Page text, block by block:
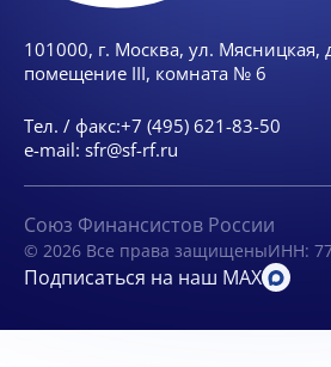
101000, г. Москва, ул. Мясницкая,
помещение III, комната № 6
Тел. / факс:+7 (495) 621-83-50
e-mail: sfr@sf-rf.ru
Союз Финансистов России
© 2026 Все права защищеныИНН:
Подписаться на наш MAX